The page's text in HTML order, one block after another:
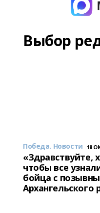
Выбор
Победа. Новости 18
«Здравствуйте,
чтобы все
бойца с
Архангельского